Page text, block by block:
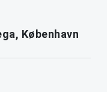
København